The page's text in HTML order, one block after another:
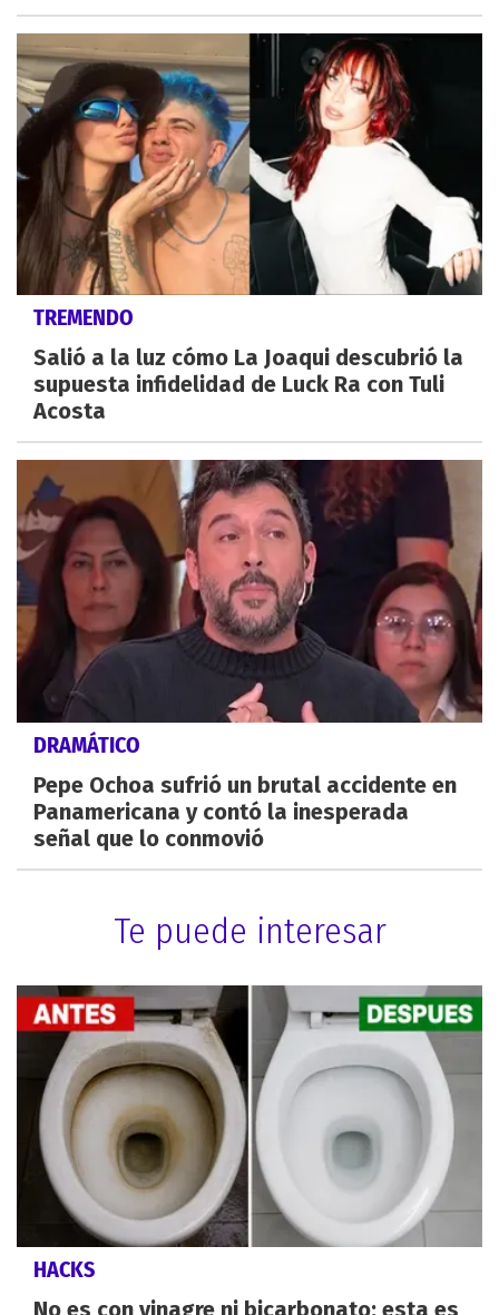
TREMENDO
Salió a la luz cómo La Joaqui descubrió la
supuesta infidelidad de Luck Ra con Tuli
Acosta
DRAMÁTICO
Pepe Ochoa sufrió un brutal accidente en
Panamericana y contó la inesperada
señal que lo conmovió
Te puede interesar
HACKS
No es con vinagre ni bicarbonato: esta es